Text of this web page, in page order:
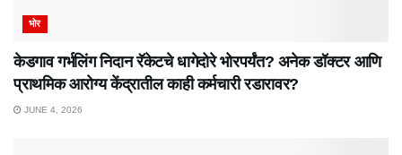
भोर
केडगाव गर्भलिंग निदान रॅकेटचे धागेदोरे भोरपर्यंत? अनेक डॉक्टर आणि
प्राथमिक आरोग्य केंद्रातील काही कर्मचारी रडारावर?
JUNE 4, 2026